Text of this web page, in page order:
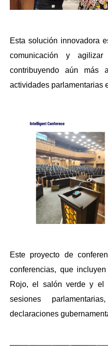
Esta solución innovadora
comunicación y
contribuyendo aún más
actividades parlamentarias
Este proyecto de
conferencias, que
Rojo, el salón verde y el
sesiones
declaraciones